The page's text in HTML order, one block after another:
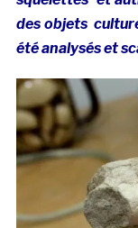
des objets
été analysés et